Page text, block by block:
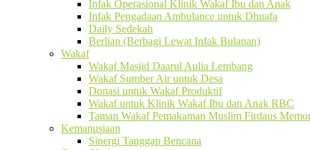
Infak Operasional Klinik Wakaf Ibu dan Anak
Infak Pengadaan Ambulance untuk Dhuafa
Daily Sedekah
Berlian (Berbagi Lewat Infak Bulanan)
Wakaf
Wakaf Masjid Daarul Aulia Lembang
Wakaf Sumber Air untuk Desa
Donasi untuk Wakaf Produktif
Wakaf untuk Klinik Wakaf Ibu dan Anak RBC
Taman Wakaf Pemakaman Muslim Firdaus
Kemanusiaan
Sinergi Tanggap Bencana